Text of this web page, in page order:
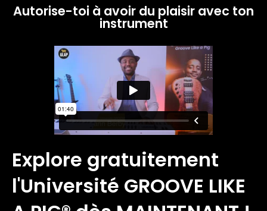
Autorise-toi à avoir du plaisir avec ton
instrument
Explore gratuitement
l'Université GROOVE LIKE